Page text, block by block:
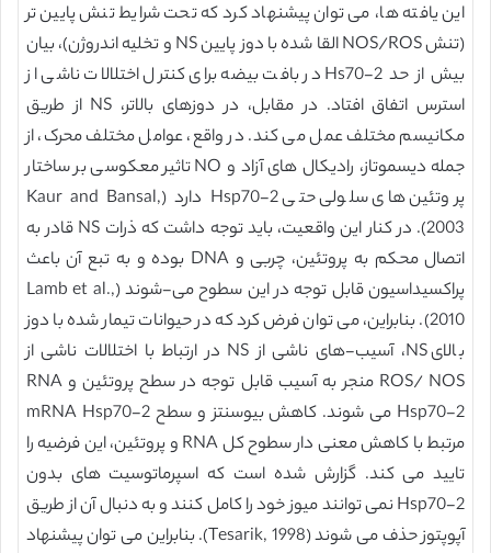
این یافته ها، می توان پیشنهاد کرد که تحت شرایط تنش پایین تر
(تنش NOS/ROS القا شده با دوز پایین NS و تخلیه اندروژن)، بیان
بیش از حد Hs70-2 در بافت بیضه برای کنترل اختلالات ناشی از
استرس اتفاق افتاد. در مقابل، در دوزهای بالاتر، NS از طریق
مکانیسم مختلف عمل می کند. در واقع، عوامل مختلف محرک، از
جمله دیسموتاز، رادیکال های آزاد و NO تاثیر معکوسی بر ساختار
پروتئین های سلولی حتی Hsp70-2 دارد (Kaur and Bansal,
2003). در کنار این واقعیت، باید توجه داشت که ذرات NS قادر به
اتصال محکم به پروتئین، چربی و DNA بوده و به تبع آن باعث
پراکسیداسیون قابل توجه در این سطوح می-شوند (Lamb et al.,
2010). بنابراین، می توان فرض کرد که در حیوانات تیمار شده با دوز
بالای NS، آسیب-های ناشی از NS در ارتباط با اختلالات ناشی از
ROS/ NOS منجر به آسیب قابل توجه در سطح پروتئین و RNA
Hsp70-2 می شوند. کاهش بیوسنتز و سطح mRNA Hsp70-2
مرتبط با کاهش معنی دار سطوح کل RNA و پروتئین، این فرضیه را
تایید می کند. گزارش شده است که اسپرماتوسیت های بدون
Hsp70-2 نمی توانند میوز خود را کامل کنند و به دنبال آن از طریق
آپوپتوز حذف می شوند (Tesarik, 1998). بنابراین می توان پیشنهاد